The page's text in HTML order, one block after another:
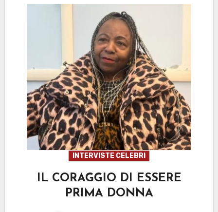
INTERVISTE CELEBRI
IL CORAGGIO DI ESSERE
PRIMA DONNA